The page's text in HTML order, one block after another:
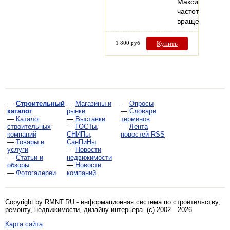
частота
вращения…
1 800 руб Купить
— Строительный
каталог
— Каталог
строительных
компаний
— Товары и
услуги
— Статьи и
обзоры
— Фотогалереи
— Магазины и
рынки
— Выставки
— ГОСТы,
СНИПы,
СанПиНы
— Новости
недвижимости
— Новости
компаний
— Опросы
— Словари
терминов
— Лента
новостей RSS
Copyright by RMNT.RU - информационная система по строительству,
ремонту, недвижимости, дизайну интерьера . (c) 2002—2026
Карта сайта